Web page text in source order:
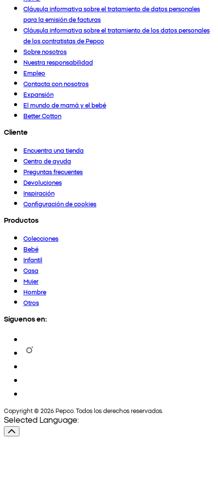
Cláusula informativa sobre el tratamiento de datos personales
para la emisión de facturas
Cláusula informativa sobre el tratamiento de los datos personales
de los contratistas de Pepco
Sobre nosotros
Nuestra responsabilidad
Empleo
Contacta con nosotros
Expansión
El mundo de mamá y el bebé
Better Cotton
Cliente
Encuentra una tienda
Centro de ayuda
Preguntas frecuentes
Devoluciones
Inspiración
Configuración de cookies
Productos
Colecciones
Bebé
Infantil
Casa
Mujer
Hombre
Otros
Síguenos en:
Copyright © 2026 Pepco. Todos los derechos reservados.
Selected Language: